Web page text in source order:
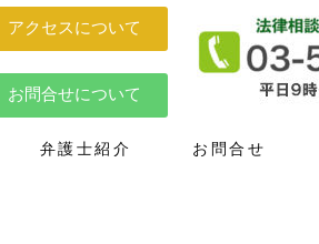
アクセスについて
お問合せについて
弁護士紹介 お問合せ